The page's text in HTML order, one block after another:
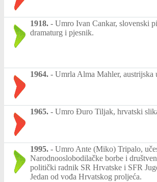
1918. - Umro Ivan Cankar, slovenski
dramaturg i pjesnik.
1964. - Umrla Alma Mahler, austrijska
1965. - Umro Đuro Tiljak, hrvatski
1995. - Umro Ante (Miko) Tripalo,
Narodnooslobodilačke borbe i
politički radnik SR Hrvatske i SFR
Jedan od vođa Hrvatskog proljeća.